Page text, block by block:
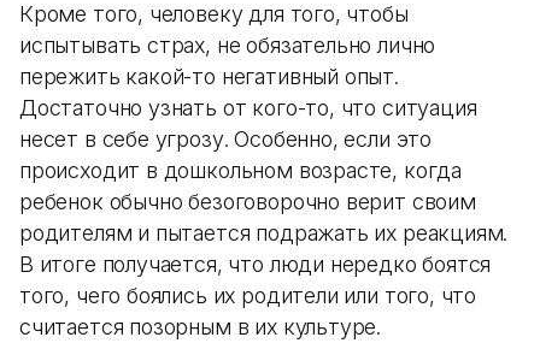
Кроме того, человеку для того, чтобы
испытывать страх, не обязательно лично
пережить какой-то негативный опыт.
Достаточно узнать от кого-то, что ситуация
несет в себе угрозу. Особенно, если это
происходит в дошкольном возрасте, когда
ребенок обычно безоговорочно верит своим
родителям и пытается подражать их реакциям.
В итоге получается, что люди нередко боятся
того, чего боялись их родители или того, что
считается позорным в их культуре.